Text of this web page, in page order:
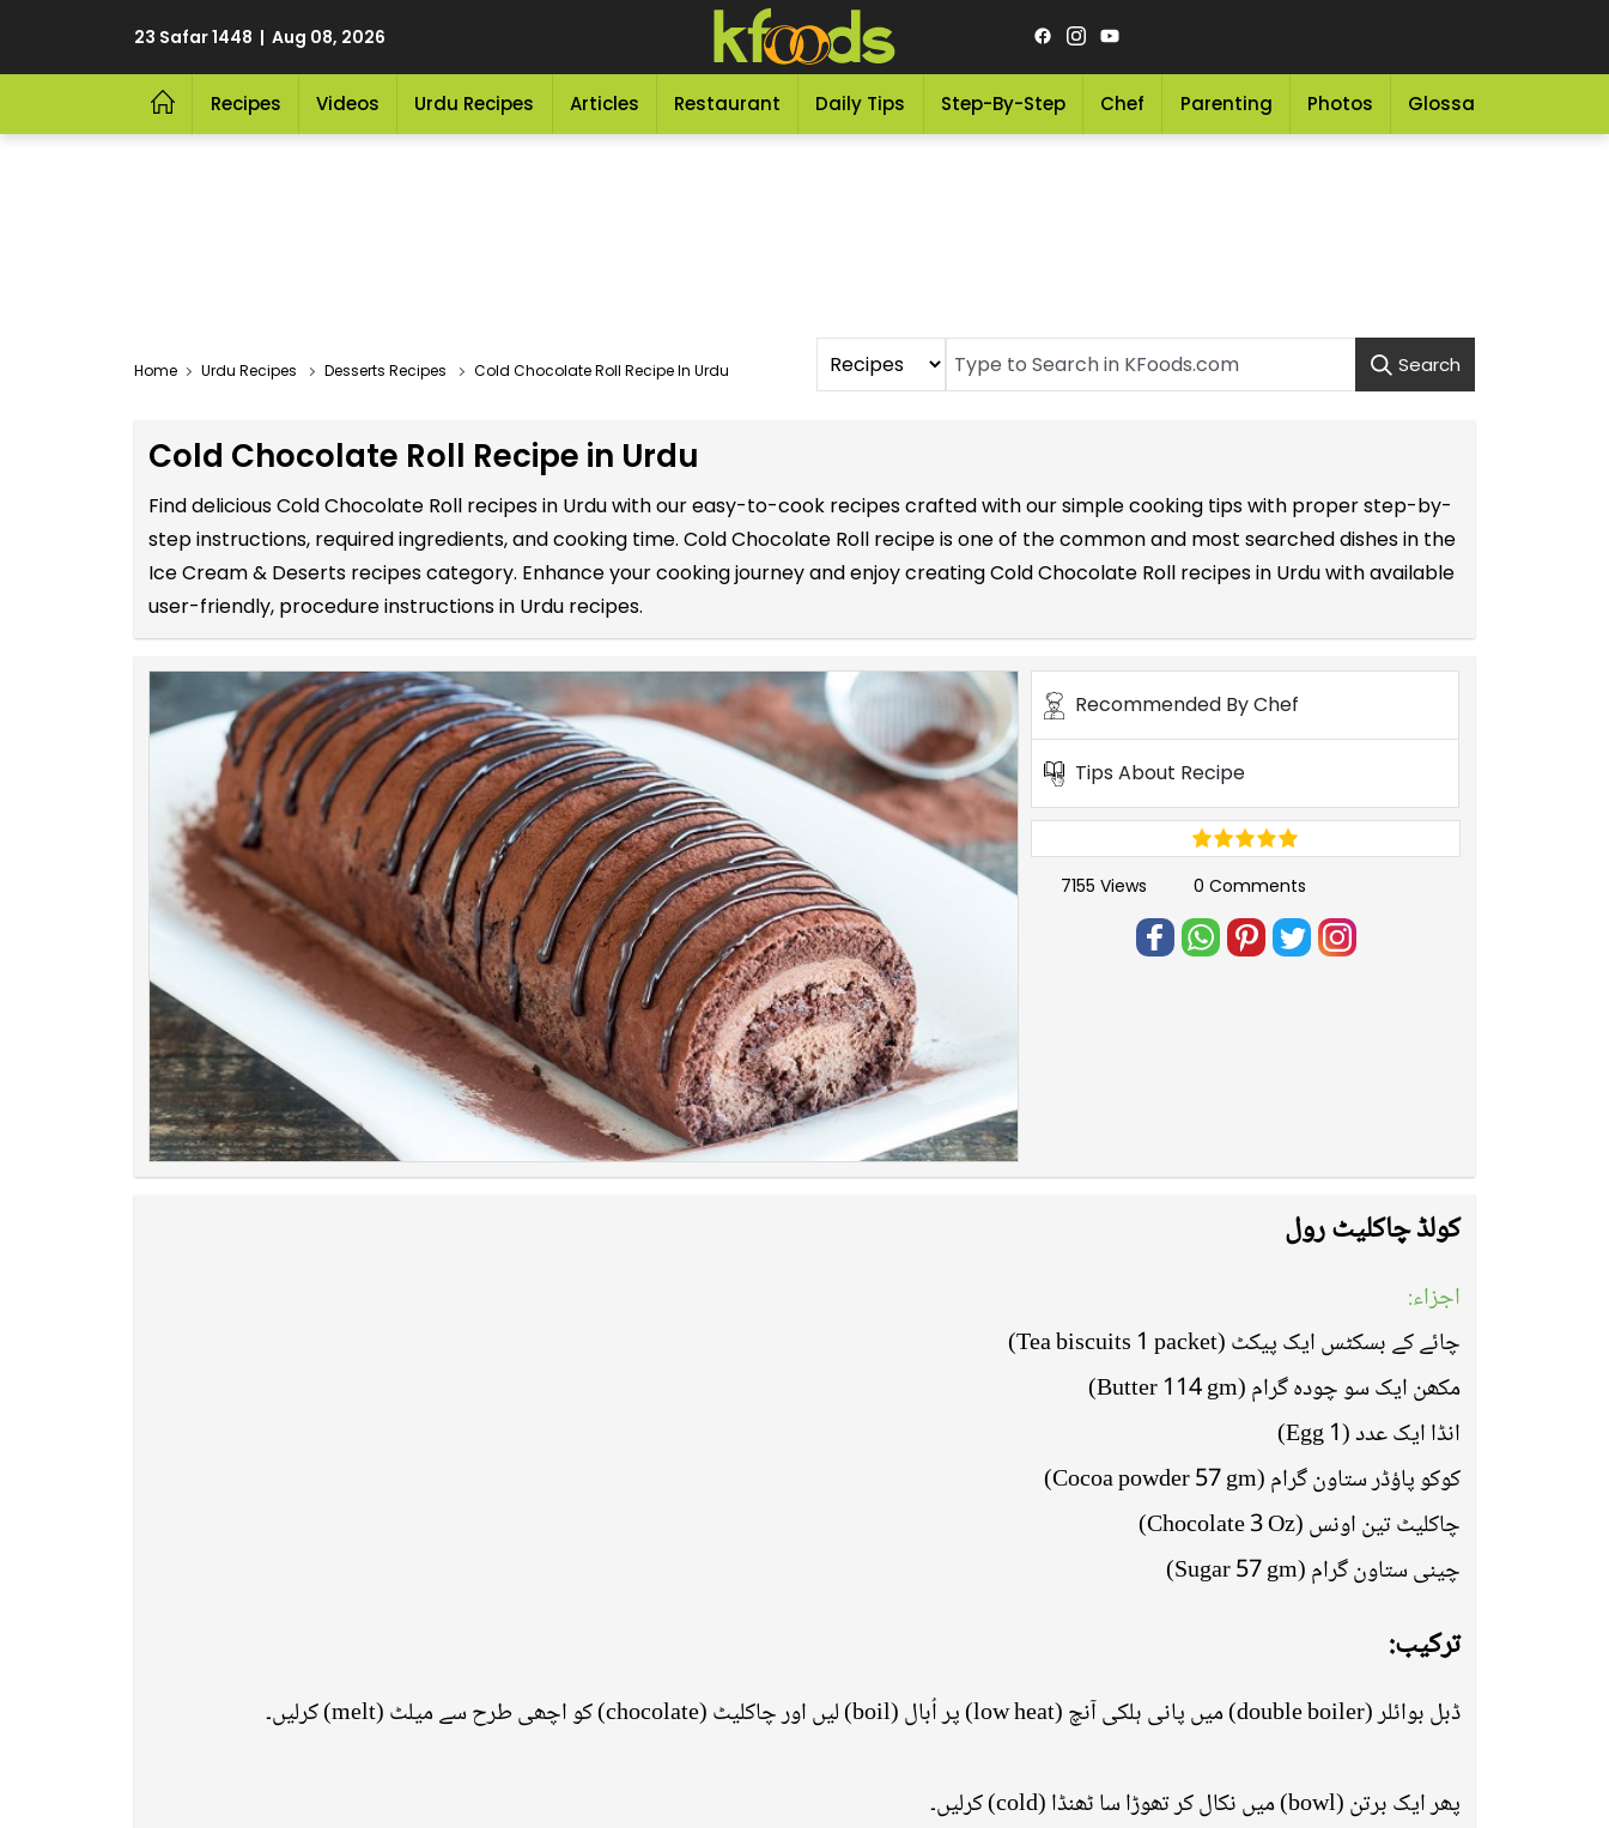
23 Safar 1448 | Aug 08, 2026
Recipes Videos Urdu Recipes Articles Restaurant Daily Tips Step-By-Step Chef Parenting Photos Glossary
Home Urdu Recipes Desserts Recipes Cold Chocolate Roll Recipe In Urdu Search
Cold Chocolate Roll Recipe in Urdu
Find delicious Cold Chocolate Roll recipes in Urdu with our easy-to-cook recipes crafted with our simple cooking tips with proper step-by-
step instructions, required ingredients, and cooking time. Cold Chocolate Roll recipe is one of the common and most searched dishes in the
Ice Cream & Deserts recipes category. Enhance your cooking journey and enjoy creating Cold Chocolate Roll recipes in Urdu with available
user-friendly, procedure instructions in Urdu recipes.
Recommended By Chef
Tips About Recipe
7155 Views 0 Comments
کولڈ چاکلیٹ رول
اجزاء:
چائے کے بسکٹس ایک پیکٹ (Tea biscuits 1 packet)
مکھن ایک سو چودہ گرام (Butter 114 gm)
انڈا ایک عدد (Egg 1)
کوکو پاؤڈر ستاون گرام (Cocoa powder 57 gm)
چاکلیٹ تین اونس (Chocolate 3 Oz)
چینی ستاون گرام (Sugar 57 gm)
ترکیب:
ڈبل بوائلر (double boiler) میں پانی ہلکی آنچ (low heat) پر اُبال (boil) لیں اور چاکلیٹ (chocolate) کو اچھی طرح سے میلٹ (melt) کرلیں۔
پھر ایک برتن (bowl) میں نکال کر تھوڑا سا ٹھنڈا (cold) کرلیں۔